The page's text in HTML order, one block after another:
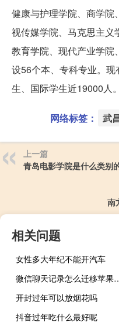
健康与护理学院、商学院
视传媒学院、马克思主义
教育学院、现代产业学
设56个本、专科专业。
生、国际学生近19000人。
网络标签： 武
上一篇
青岛电影学院是什么类别
南
相关问题
女性多大年纪不能开汽车
微信聊天记录怎么迁
开封过年可以放烟花吗
抖音过年吃什么最好呢